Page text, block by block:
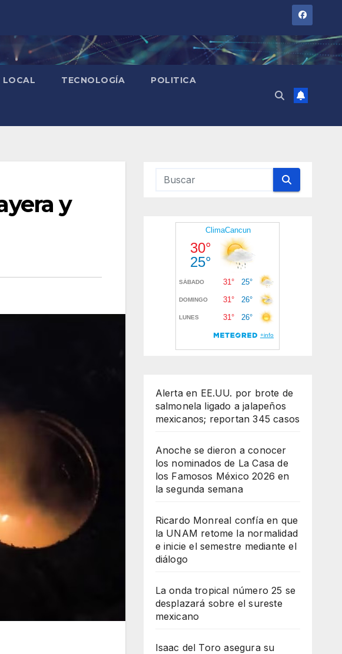
LOCAL TECNOLOGÍA POLITICA
y
Alerta en EE.UU. por brote de
salmonela ligado a jalapeños
mexicanos; reportan 345 casos
Anoche se dieron a conocer
los nominados de La Casa de
los Famosos México 2026 en
la segunda semana
Ricardo Monreal confía en que
la UNAM retome la normalidad
e inicie el semestre mediante el
diálogo
La onda tropical número 25 se
desplazará sobre el sureste
mexicano
Isaac del Toro asegura su